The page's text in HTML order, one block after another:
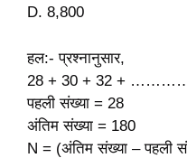
D. 8,800
हल:- प्रश्नानुसार,
28 + 30 + 32 +
पहली संख्या = 28
अंतिम संख्या = 180
N = (अंतिम संख्या – पहली